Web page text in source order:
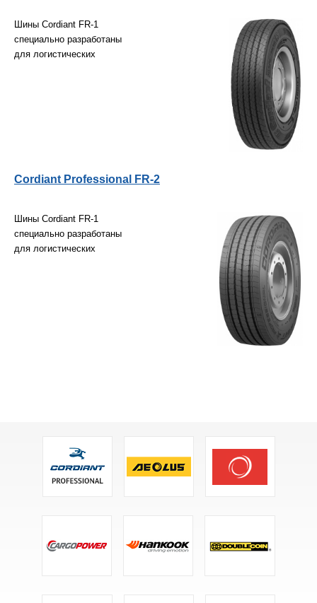
Шины Cordiant FR-1
специально разработаны
для логистических
Cordiant Professional FR-2
Шины Cordiant FR-1
специально разработаны
для логистических